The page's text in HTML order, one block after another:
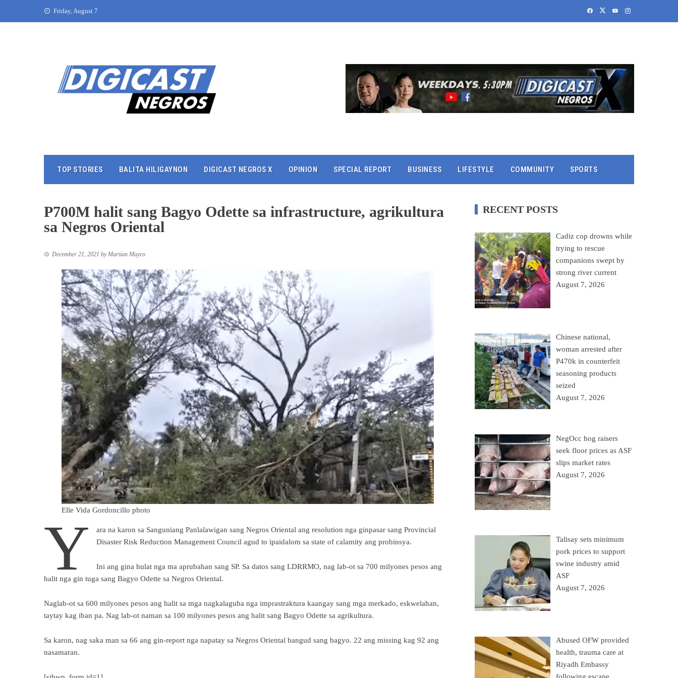
Friday, August 7
TOP STORIES BALITA HILIGAYNON DIGICAST NEGROS X OPINION SPECIAL REPORT BUSINESS LIFESTYLE COMMUNITY SPORTS
P700M halit sang Bagyo Odette sa infrastructure, agrikultura
sa Negros Oriental
December 21, 2021 byMartian Muyco
Elle Vida Gordoncillo photo
Y
ara na karon sa Sanguniang Panlalawigan sang Negros Oriental ang resolution nga ginpasar sang Provincial
Disaster Risk Reduction Management Council agud to ipaidalom sa state of calamity ang probinsya.
Ini ang gina hulat nga ma aprubahan sang SP. Sa datos sang LDRRMO, nag lab-ot sa 700 milyones pesos ang
halit nga gin tuga sang Bagyo Odette sa Negros Oriental.
Naglab-ot sa 600 milyones pesos ang halit sa mga nagkalaguba nga imprastraktura kaangay sang mga merkado, eskwelahan,
taytay kag iban pa. Nag lab-ot naman sa 100 milyones pesos ang halit sang Bagyo Odette sa agrikultura.
Sa karon, nag saka man sa 66 ang gin-report nga napatay sa Negros Oriental bangud sang bagyo. 22 ang missing kag 92 ang
nasamaran.
RECENT POSTS
Cadiz cop drowns while
trying to rescue
companions swept by
strong river current
August 7, 2026
Chinese national,
woman arrested after
P470k in counterfeit
seasoning products
seized
August 7, 2026
NegOcc hog raisers
seek floor prices as ASF
slips market rates
August 7, 2026
Talisay sets minimum
pork prices to support
swine industry amid
ASF
August 7, 2026
Abused OFW provided
health, trauma care at
Riyadh Embassy